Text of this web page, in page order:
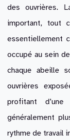
des ouvrières.
important, tout
essentiellement
occupé au sein
chaque abeille
ouvrières
profitant
généralement
rythme de travail